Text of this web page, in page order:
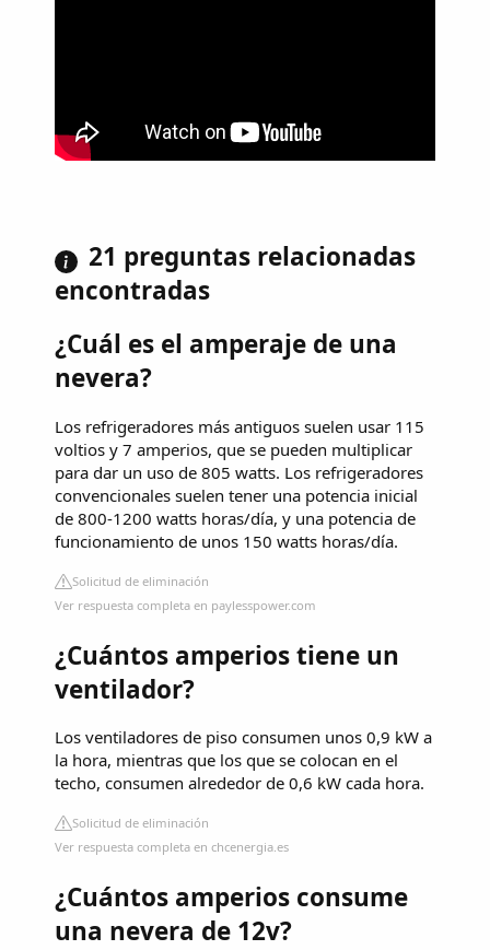
21 preguntas relacionadas
encontradas
¿Cuál es el amperaje de una
nevera?
Los refrigeradores más antiguos suelen usar 115
voltios y 7 amperios, que se pueden multiplicar
para dar un uso de 805 watts. Los refrigeradores
convencionales suelen tener una potencia inicial
de 800-1200 watts horas/día, y una potencia de
funcionamiento de unos 150 watts horas/día.
Solicitud de eliminación
Ver respuesta completa en paylesspower.com
¿Cuántos amperios tiene un
ventilador?
Los ventiladores de piso consumen unos 0,9 kW a
la hora, mientras que los que se colocan en el
techo, consumen alrededor de 0,6 kW cada hora.
Solicitud de eliminación
Ver respuesta completa en chcenergia.es
¿Cuántos amperios consume
una nevera de 12v?